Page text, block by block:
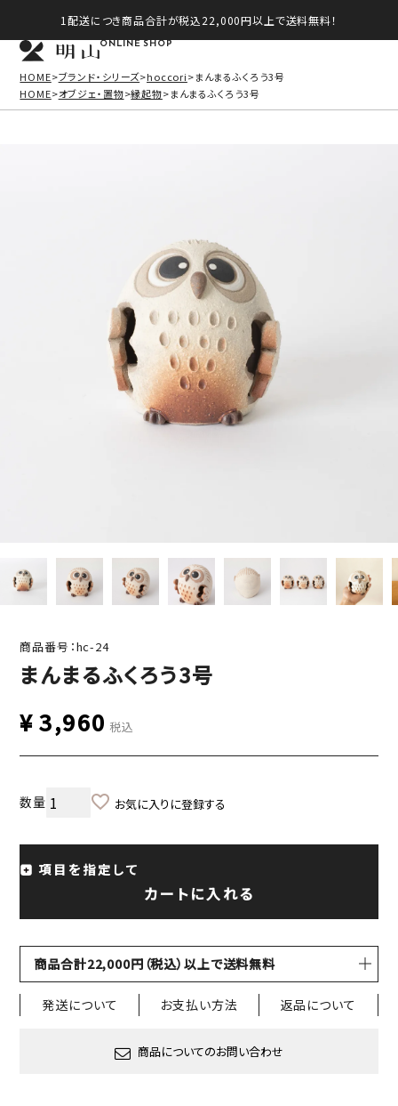
1配送につき商品合計が税込22,000円以上で送料無料！
ONLINE SHOP
HOME ブランド・シリーズ hoccori
まんまるふくろう3号
HOME
オブジェ・置物 縁起物 まんまるふくろう3号
商品番号：hc-24
まんまるふくろう3号
¥3,960 税込
お気に入りに登録する
項目を指定して
カートに入れる
商品合計22,000円（税込）以上で送料無料
発送について お支払い方法 返品について
商品についてのお問い合わせ